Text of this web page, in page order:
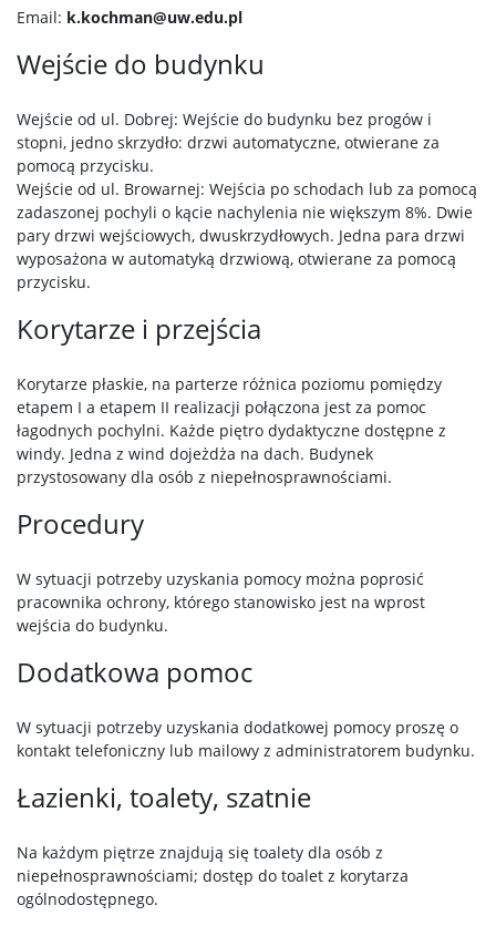
Email: k.kochman@uw.edu.pl
Wejście do budynku
Wejście od ul. Dobrej: Wejście do budynku bez progów i
stopni, jedno skrzydło: drzwi automatyczne, otwierane za
pomocą przycisku.
Wejście od ul. Browarnej: Wejścia po schodach lub za pomocą
zadaszonej pochyli o kącie nachylenia nie większym 8%. Dwie
pary drzwi wejściowych, dwuskrzydłowych. Jedna para drzwi
wyposażona w automatyką drzwiową, otwierane za pomocą
przycisku.
Korytarze i przejścia
Korytarze płaskie, na parterze różnica poziomu pomiędzy
etapem I a etapem II realizacji połączona jest za pomoc
łagodnych pochylni. Każde piętro dydaktyczne dostępne z
windy. Jedna z wind dojeżdża na dach. Budynek
przystosowany dla osób z niepełnosprawnościami.
Procedury
W sytuacji potrzeby uzyskania pomocy można poprosić
pracownika ochrony, którego stanowisko jest na wprost
wejścia do budynku.
Dodatkowa pomoc
W sytuacji potrzeby uzyskania dodatkowej pomocy proszę o
kontakt telefoniczny lub mailowy z administratorem budynku.
Łazienki, toalety, szatnie
Na każdym piętrze znajdują się toalety dla osób z
niepełnosprawnościami; dostęp do toalet z korytarza
ogólnodostępnego.